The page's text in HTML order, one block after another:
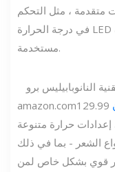
متقدمة ، مثل التحكم
في درجة الحرارة LED الذي يتكيف تلقائيًا مع آخر درجة حرارة
مستخدمة.
النانوبابيليس برو
amazon.com
حرارة متنوعة
أنواع الشعر - بما في ذلك
قوي بشكل خاص لمن